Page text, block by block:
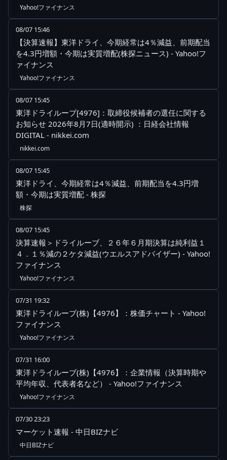
Yahoo!ファイナンス
08/07 15:46
【決算速報】東洋ドライ、今期経常は4％減益、前期配当
を4.3円増額・今期は実質増配(株探ニュース) - Yahoo!フ
ァイナンス
Yahoo!ファイナンス
08/07 15:45
東洋ドライルーブ[4976]：取締役候補者の選任に関する
お知らせ 2026年8月7日(適時開示) ：日経会社情報
DIGITAL - nikkei.com
nikkei.com
08/07 15:45
東洋ドライ、今期経常は4％減益、前期配当を4.3円増
額・今期は実質増配 - 株探
株探
08/07 15:45
決算速報＞ドライルーブ、２６年６月期決算は純利益１
４．１％減の２ケタ減益(ウエルスアドバイザー) - Yahoo!
ファイナンス
Yahoo!ファイナンス
07/31 19:32
東洋ドライルーブ(株)【4976】：株価チャート - Yahoo!
ファイナンス
Yahoo!ファイナンス
07/31 16:00
東洋ドライルーブ(株)【4976】：企業情報（決算時期や
平均年収、代表者名など） - Yahoo!ファイナンス
Yahoo!ファイナンス
07/30 23:23
マーケット速報 - 中日BIZナビ
中日BIZナビ